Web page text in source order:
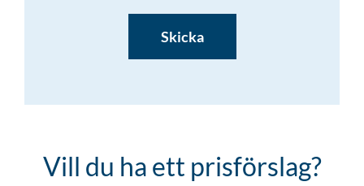
Vill du ha ett prisförslag?